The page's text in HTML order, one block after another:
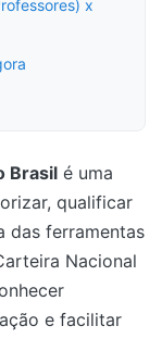
x
Brasil é uma
qualificar
das ferramentas
Nacional
e facilitar